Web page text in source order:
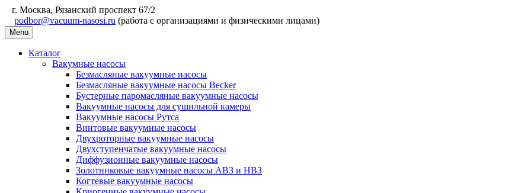
г. Москва, Рязанский проспект 67/2
podbor@vacuum-nasosi.ru (работа с организациями и физическими лицами)
Menu
Каталог
Вакумные насосы
Безмасляные вакуумные насосы
Безмасляные вакуумные насосы Becker
Бустерные паромасляные вакуумные насосы
Вакуумные насосы для сушильной камеры
Вакуумные насосы Рутса
Винтовые вакуумные насосы
Двухроторные вакуумные насосы
Двухступенчатые вакуумные насосы
Диффузионные вакуумные насосы
Золотниковые вакуумные насосы АВЗ и НВЗ
Когтевые вакуумные насосы